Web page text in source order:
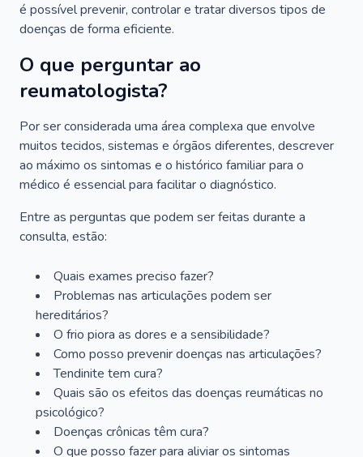
é possível prevenir, controlar e tratar diversos tipos de
doenças de forma eficiente.
O que perguntar ao
reumatologista?
Por ser considerada uma área complexa que envolve
muitos tecidos, sistemas e órgãos diferentes, descrever
ao máximo os sintomas e o histórico familiar para o
médico é essencial para facilitar o diagnóstico.
Entre as perguntas que podem ser feitas durante a
consulta, estão:
Quais exames preciso fazer?
Problemas nas articulações podem ser
hereditários?
O frio piora as dores e a sensibilidade?
Como posso prevenir doenças nas articulações?
Tendinite tem cura?
Quais são os efeitos das doenças reumáticas no
psicológico?
Doenças crônicas têm cura?
O que posso fazer para aliviar os sintomas